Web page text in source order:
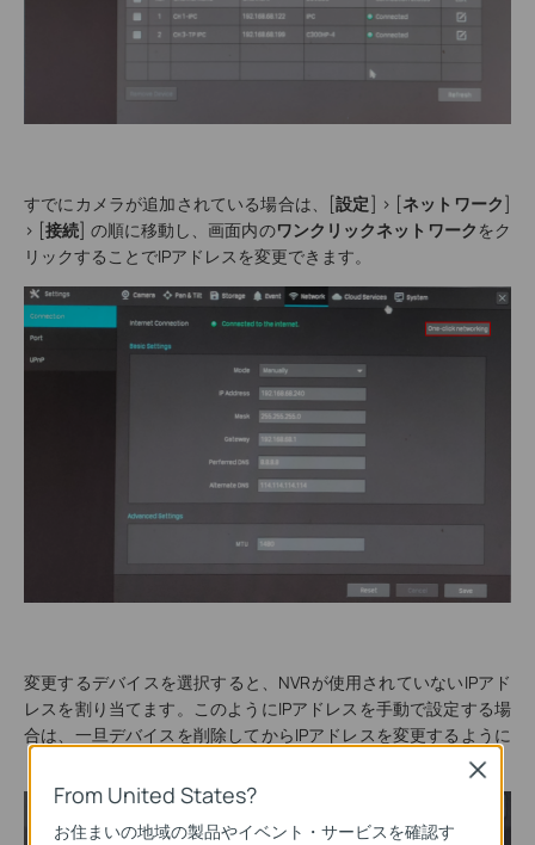
すでにカメラが追加されている場合は、[設定] > [ネットワーク]
> [接続] の順に移動し、画面内のワンクリックネットワーク をク
リックすることでIPアドレスを変更できます。
変更するデバイスを選択すると、NVRが使用されていないIPアド
レスを割り当てます。このようにIPアドレスを手動で設定する場
合は、一旦デバイスを削除してからIPアドレスを変更するように
From United States?
お住まいの地域の製品やイベント・サービスを確認す
Close